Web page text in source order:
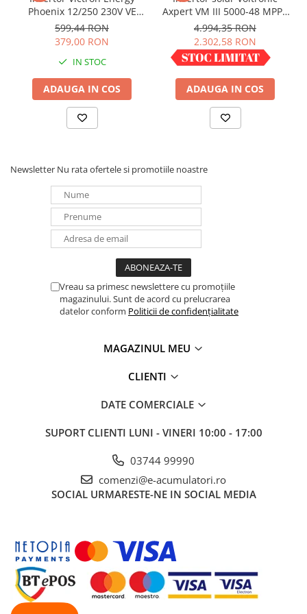
circuit de 10A si 16A. O iesire de 16A este
controlata de intrarea de curent alternativ: se va
porni numai atunci când este disponibila curent
PowerAssist
Tehnologia unica PowerAssist protejeaza
alimentarea cu energie electrica sau a
este necesar.
Phoenix 12/250 230V VE
Direct Schuko
599,44 RON
379,00 RON
IN STOC
ADAUGA IN COS
Axpert VM III 5000-48 MPPT
5000VA 5000W LCD +
bluetooth
4.994,35 RON
2.302,58 RON
IN STOC
ADAUGA IN COS
Newsletter Nu rata ofertele si promotiile noastre
Vreau sa primesc newslettere cu promoțiile
magazinului. Sunt de acord cu prelucrarea
datelor conform Politicii de confidențialitate
MAGAZINUL MEU
CLIENTI
DATE COMERCIALE
SUPORT CLIENTI LUNI - VINERI 10:00 - 17:00
03744 99990
comenzi@e-acumulatori.ro
SOCIAL URMARESTE-NE IN SOCIAL MEDIA